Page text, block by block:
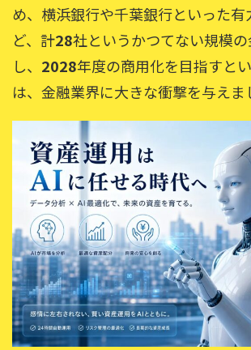
め、横浜銀行や千葉銀行といった有
ど、計28社というかつてない規模
し、 2028年度の商用化を目指すと
は、金融業界に大きな衝撃を与えま